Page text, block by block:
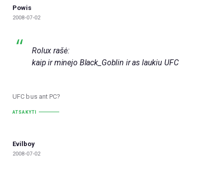
Powis
2008-07-02
Rolux rašė:
kaip ir minejo Black_Goblin ir as laukiu UFC
UFC bus ant PC?
ATSAKYTI
Evilboy
2008-07-02